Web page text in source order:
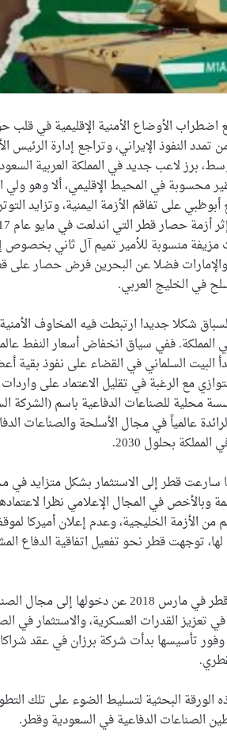
اضطراب الأوضاع الأمنية الإقليمية في قلب
تمدد النفوذ الإيراني، وتراجع إدارة
برز لاعب جديد في المملكة العربية
محسوبة في المحيط الإقليمي، ألا وهو
أبوظبي على تفاقم الأزمة اليمنية، وتزايد
منسوبة للأمير تميم آل ثاني بخصوص
والإمارات فضلا عن البحرين فرض حصار
في الخليج العربي.
شكلا جديدا ارتبطت فيه المخاوف
المملكة. ففي سياق انخفاض أسعار النفط
بدأ البيت السلماني في القضاء على نفوذ
محلية للصناعات الدفاعية باسم (الشركة
بحلول 2030.
قطر إلى الاستثمار بشكل متزايد في
وبالأخص في المجال الإعلامي نظرا
من الأزمة الخليجية، وعدم إعلان
ثم أعلنت قطر في مارس 2018 عن
القدرات العسكرية، والاستثمار في
تأسيسها بدأت شركة برزان في عقد
البحثية لتسليط الضوء على تلك
الصناعات الدفاعية في السعودية وقطر.